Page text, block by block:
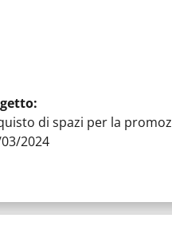
:
di spazi per la
2024